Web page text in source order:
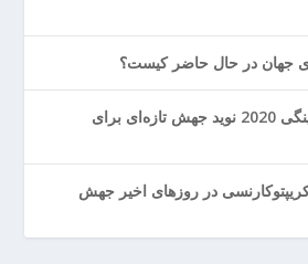
جهان در حال حاضر کیست؟
آیا بازگشت الگوی نقدینگی 2020 نوید جهش تازه‌ای برای
در روزهای اخیر جهش